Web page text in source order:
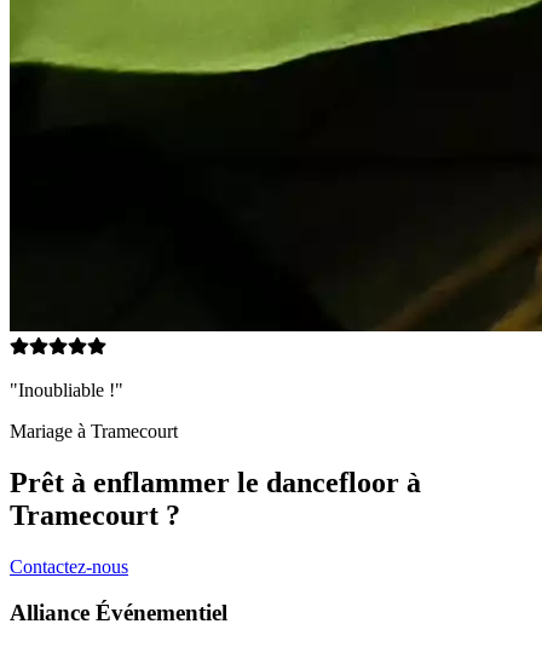
"Inoubliable !"
Mariage à Tramecourt
Prêt à enflammer le dancefloor à
Tramecourt ?
Contactez-nous
Alliance Événementiel